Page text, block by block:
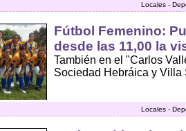
Locales -
Fútbol Femenino:
desde las 11,00 la
También en el "Carlos
Sociedad Hebráica y Villa
Locales -